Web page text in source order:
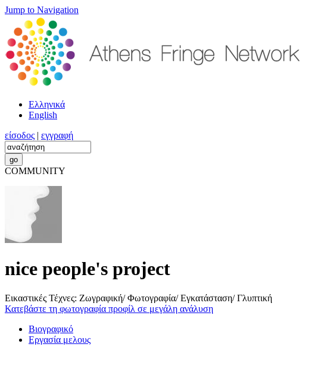
Jump to Navigation
Ελληνικά
English
είσοδος | εγγραφή
COMMUNITY
nice people's project
Εικαστικές Τέχνες: Ζωγραφική/ Φωτογραφία/ Εγκατάσταση/ Γλυπτική
Κατεβάστε τη φωτογραφία προφίλ σε μεγάλη ανάλυση
Βιογραφικό
Εργασία μελους